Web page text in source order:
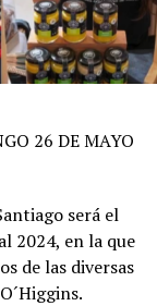
26 DE MAYO
será el
2024, en la que
de las diversas